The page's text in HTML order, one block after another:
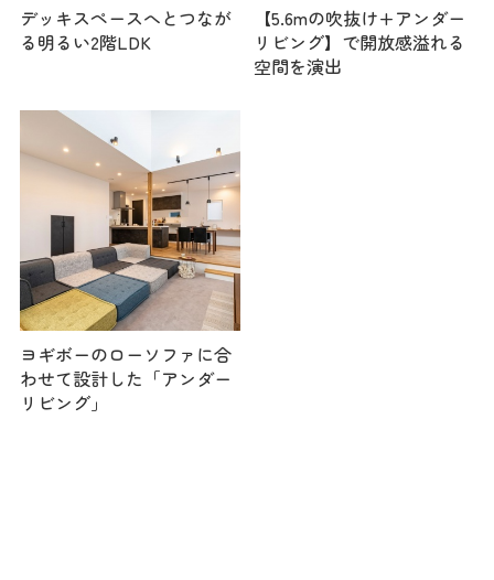
デッキスペースへとつなが
る明るい2階LDK
【5.6mの吹抜け+アンダー
リビング】で開放感溢れる
空間を演出
ヨギボーのローソファに合
わせて設計した「アンダー
リビング」